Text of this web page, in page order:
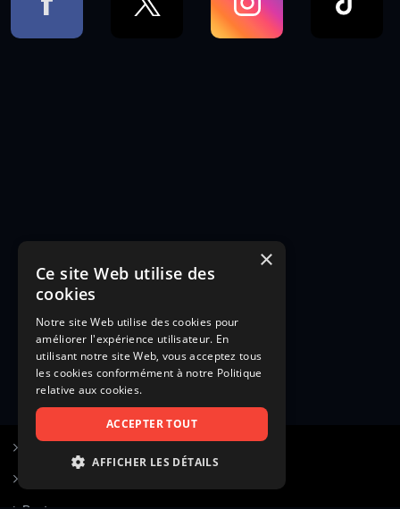
×
Ce site Web utilise des
cookies
Notre site Web utilise des cookies pour
améliorer l'expérience utilisateur. En
utilisant notre site Web, vous acceptez tous
les cookies conformément à notre Politique
relative aux cookies.
ACCEPTER TOUT
AFFICHER LES DÉTAILS